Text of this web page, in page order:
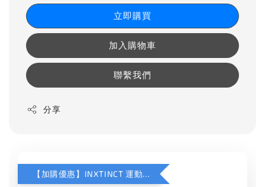
立即購買
加入購物車
聯繫我們
分享
【加購優惠】INXTINCT 運動款鞋墊